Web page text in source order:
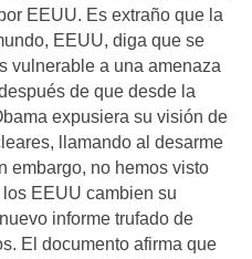
EEUU. Es extraño que la
EEUU, diga que se
vulnerable a una amenaza
de que desde la
expusiera su visión de
llamando al desarme
embargo, no hemos visto
EEUU cambien su
informe trufado de
El documento afirma que